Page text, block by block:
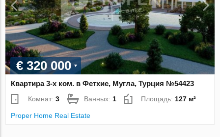
€ 320 000
Квартира 3-х ком. в Фетхие, Мугла, Турция №54423
Комнат:3 Ванных: 1 Площадь: 127 м²
Proper Home Real Estate